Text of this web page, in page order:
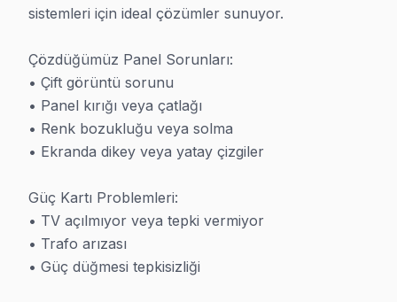
• Vestel, Arçelik, Beko, SEG — yerli markalar
• 32 inçten 85 inçe kadar tüm boyutlar
Arıza türü fark etmiyor: panel tamiri, anakart
En Sık Karşılaşılan TV Arızaları
• Güç sorunu: TV düğmeye basmıyor, ışık yanıp
• Görüntü sorunu: Ekranın yarısı karanlık, renk
• Uzaktan kumanda tanımıyor, butonlar yanıt
sistemleri için ideal çözümler sunuyor.
Çözdüğümüz Panel Sorunları:
• Çift görüntü sorunu
• Panel kırığı veya çatlağı
• Renk bozukluğu veya solma
• Ekranda dikey veya yatay çizgiler
Güç Kartı Problemleri:
• TV açılmıyor veya tepki vermiyor
• Trafo arızası
• Güç düğmesi tepkisizliği